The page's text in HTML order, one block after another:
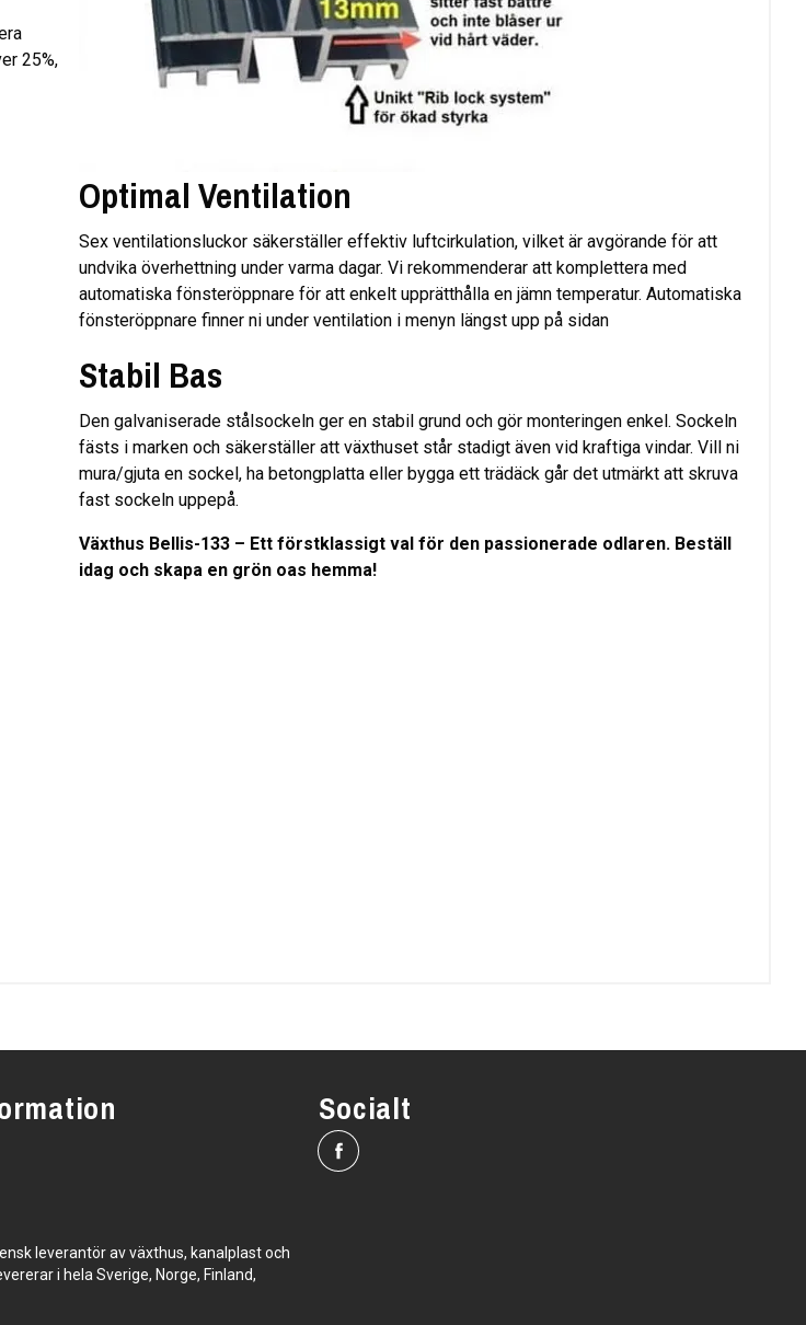
25%,
Optimal Ventilation
Sex ventilationsluckor säkerställer effektiv luftcirkulation, vilket är avgörande för att
undvika överhettning under varma dagar. Vi rekommenderar att komplettera med
automatiska fönsteröppnare för att enkelt upprätthålla en jämn temperatur. Automatiska
fönsteröppnare finner ni under ventilation i menyn längst upp på sidan
Stabil Bas
Den galvaniserade stålsockeln ger en stabil grund och gör monteringen enkel. Sockeln
fästs i marken och säkerställer att växthuset står stadigt även vid kraftiga vindar. Vill ni
mura/gjuta en sockel, ha betongplatta eller bygga ett trädäck går det utmärkt att skruva
fast sockeln uppepå.
Växthus Bellis-133 – Ett förstklassigt val för den passionerade odlaren. Beställ
idag och skapa en grön oas hemma!
leverantör av växthus, kanalplast och
i hela Sverige, Norge, Finland,
Socialt